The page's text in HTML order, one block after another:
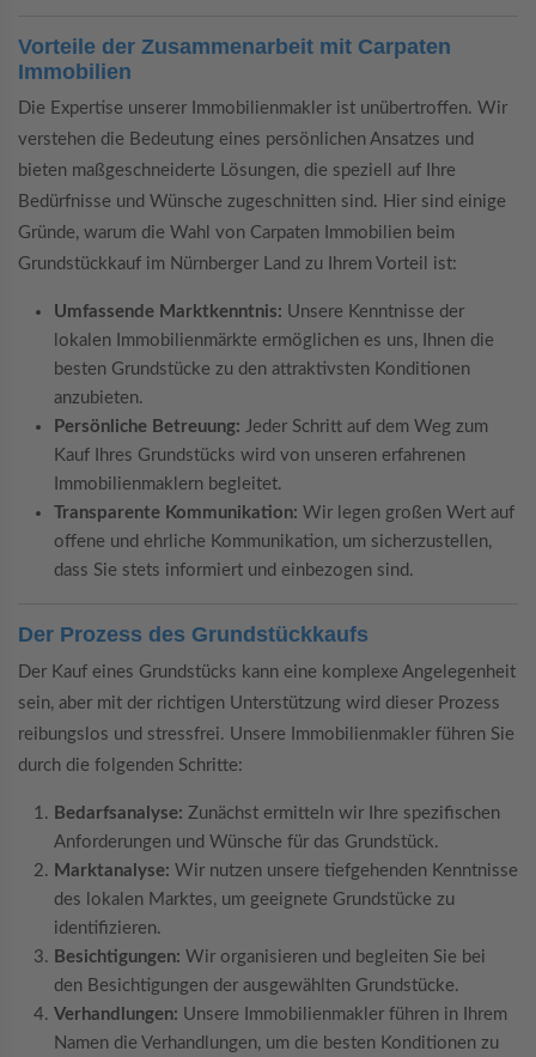
Vorteile der Zusammenarbeit mit Carpaten
Immobilien
Die Expertise unserer Immobilienmakler ist unübertroffen. Wir
verstehen die Bedeutung eines persönlichen Ansatzes und
bieten maßgeschneiderte Lösungen, die speziell auf Ihre
Bedürfnisse und Wünsche zugeschnitten sind. Hier sind einige
Gründe, warum die Wahl von Carpaten Immobilien beim
Grundstückkauf im Nürnberger Land zu Ihrem Vorteil ist:
Umfassende Marktkenntnis: Unsere Kenntnisse der
lokalen Immobilienmärkte ermöglichen es uns, Ihnen die
besten Grundstücke zu den attraktivsten Konditionen
anzubieten.
Persönliche Betreuung: Jeder Schritt auf dem Weg zum
Kauf Ihres Grundstücks wird von unseren erfahrenen
Immobilienmaklern begleitet.
Transparente Kommunikation: Wir legen großen Wert auf
offene und ehrliche Kommunikation, um sicherzustellen,
dass Sie stets informiert und einbezogen sind.
Der Prozess des Grundstückkaufs
Der Kauf eines Grundstücks kann eine komplexe Angelegenheit
sein, aber mit der richtigen Unterstützung wird dieser Prozess
reibungslos und stressfrei. Unsere Immobilienmakler führen Sie
durch die folgenden Schritte:
Bedarfsanalyse: Zunächst ermitteln wir Ihre spezifischen
Anforderungen und Wünsche für das Grundstück.
Marktanalyse: Wir nutzen unsere tiefgehenden Kenntnisse
des lokalen Marktes, um geeignete Grundstücke zu
identifizieren.
Besichtigungen: Wir organisieren und begleiten Sie bei
den Besichtigungen der ausgewählten Grundstücke.
Verhandlungen: Unsere Immobilienmakler führen in Ihrem
Namen die Verhandlungen, um die besten Konditionen zu